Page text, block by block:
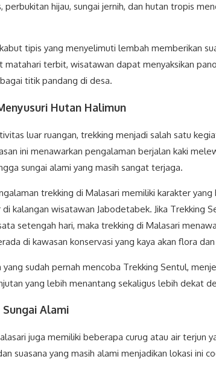
perbukitan hijau, sungai jernih, dan hutan tropis
tipis yang menyelimuti lembah memberikan
matahari terbit, wisatawan dapat menyaksikan
titik pandang di desa.
Hutan Halimun
luar ruangan, trekking menjadi salah satu
ini menawarkan pengalaman berjalan kaki
sungai alami yang masih sangat terjaga.
trekking di Malasari memiliki karakter
kalangan wisatawan Jabodetabek. Jika Trekking
setengah hari, maka trekking di Malasari
di kawasan konservasi yang kaya akan flora
sudah pernah mencoba Trekking Sentul,
yang lebih menantang sekaligus lebih dekat
Sungai Alami
juga memiliki beberapa curug atau air terjun
suasana yang masih alami menjadikan lokasi ini